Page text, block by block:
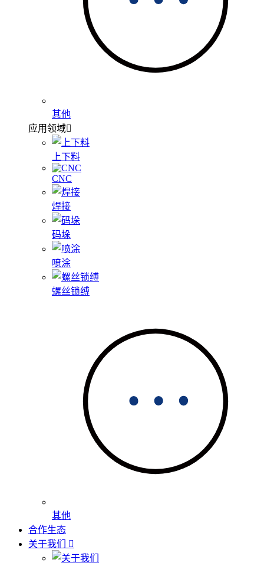
其他
应用领域
上下料
CNC
焊接
码垛
喷涂
螺丝锁缚
其他
合作生态
关于我们